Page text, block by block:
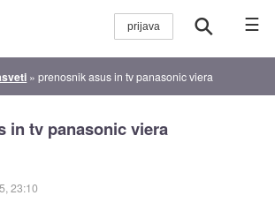
☰
»prenosnik asus in tv panasonic viera
in tv panasonic viera
23:10